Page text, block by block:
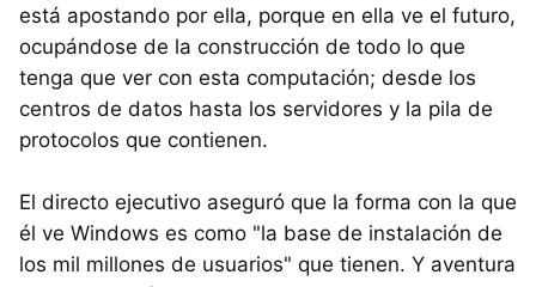
está apostando por ella, porque en ella ve el futuro,
ocupándose de la construcción de todo lo que
tenga que ver con esta computación; desde los
centros de datos hasta los servidores y la pila de
protocolos que contienen.
El directo ejecutivo aseguró que la forma con la que
él ve Windows es como "la base de instalación de
los mil millones de usuarios" que tienen. Y aventura